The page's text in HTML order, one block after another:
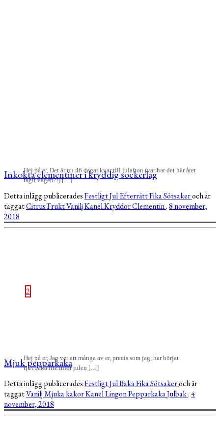
Hej på er, Det är nu 46 dagar kvar till julafton (var har det här året
tagit vägen?!) […]
Inkokta clementiner i kryddig sockerlag
Detta inlägg publiceradesFestligtJulEfterrättFikaSötsakeroch är
taggatCitrusFruktVaniljKanelKryddorClementin.8 november,
2018
2
Hej på er, Jag vet att många av er, precis som jag, har börjat
tjuvbaka lite inför julen […]
Mjuk pepparkaka
Detta inlägg publiceradesFestligtJulBakaFikaSötsakeroch är
taggatVaniljMjuka kakorKanelLingonPepparkakaJulbak.4
november, 2018